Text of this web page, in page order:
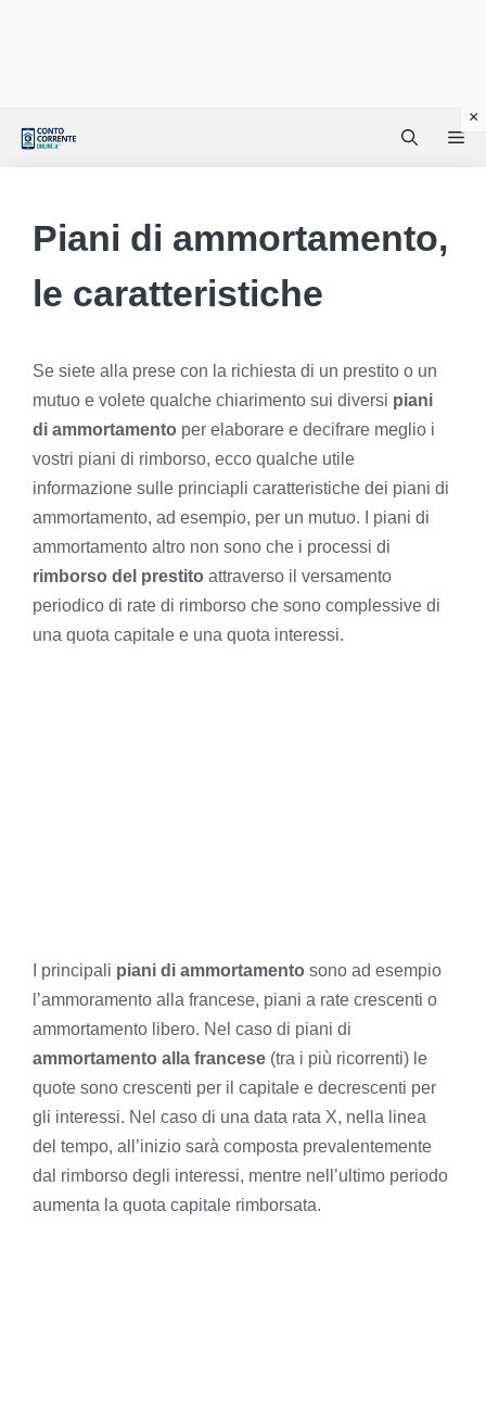
Piani di ammortamento,
le caratteristiche
Se siete alla prese con la richiesta di un prestito o un
mutuo e volete qualche chiarimento sui diversi piani
di ammortamento per elaborare e decifrare meglio i
vostri piani di rimborso, ecco qualche utile
informazione sulle princiapli caratteristiche dei piani di
ammortamento, ad esempio, per un mutuo. I piani di
ammortamento altro non sono che i processi di
rimborso del prestito attraverso il versamento
periodico di rate di rimborso che sono complessive di
una quota capitale e una quota interessi.
I principali piani di ammortamento sono ad esempio
l’ammoramento alla francese, piani a rate crescenti o
ammortamento libero. Nel caso di piani di
ammortamento alla francese (tra i più ricorrenti) le
quote sono crescenti per il capitale e decrescenti per
gli interessi. Nel caso di una data rata X, nella linea
del tempo, all’inizio sarà composta prevalentemente
dal rimborso degli interessi, mentre nell’ultimo periodo
aumenta la quota capitale rimborsata.